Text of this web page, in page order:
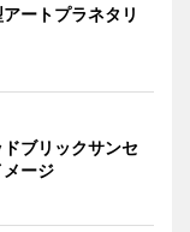
ートプラネタリ
ブリックサンセ
メージ